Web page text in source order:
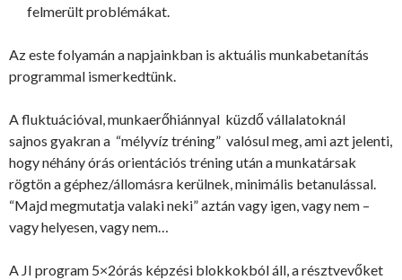
felmerült problémákat.
Az este folyamán a napjainkban is aktuális munkabetanítás
programmal ismerkedtünk.
A fluktuációval, munkaerőhiánnyal küzdő vállalatoknál
sajnos gyakran a “mélyvíz tréning” valósul meg, ami azt jelenti,
hogy néhány órás orientációs tréning után a munkatársak
rögtön a géphez/állomásra kerülnek, minimális betanulással.
“Majd megmutatja valaki neki” aztán vagy igen, vagy nem –
vagy helyesen, vagy nem…
A JI program 5×2órás képzési blokkokból áll, a résztvevőket